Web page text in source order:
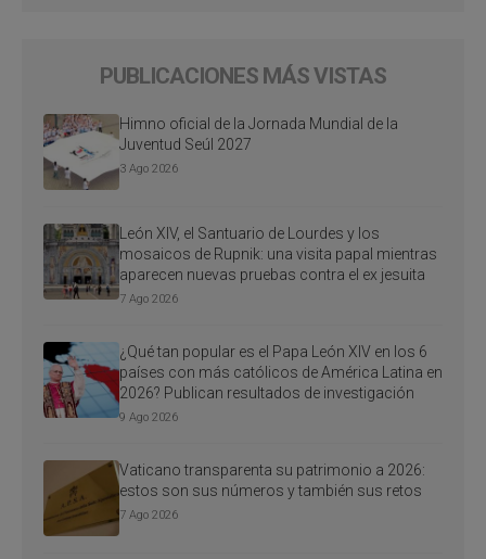
PUBLICACIONES MÁS VISTAS
Himno oficial de la Jornada Mundial de la
Juventud Seúl 2027
3 Ago 2026
León XIV, el Santuario de Lourdes y los
mosaicos de Rupnik: una visita papal mientras
aparecen nuevas pruebas contra el ex jesuita
7 Ago 2026
¿Qué tan popular es el Papa León XIV en los 6
países con más católicos de América Latina en
2026? Publican resultados de investigación
9 Ago 2026
Vaticano transparenta su patrimonio a 2026:
estos son sus números y también sus retos
7 Ago 2026